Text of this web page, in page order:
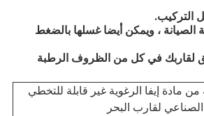
لقاربك في كل من الظروف الرطبة
مادة إيفا الرغوية غير قابلة للتخطي
لقارب البحر